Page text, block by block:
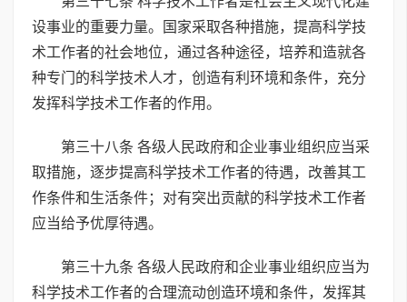
设事业的重要力量。国家采取各种措施，提高科学技
术工作者的社会地位，通过各种途径，培养和造就各
种专门的科学技术人才，创造有利环境和条件，充分
发挥科学技术工作者的作用。
第三十八条 各级人民政府和企业事业组织应当采
取措施，逐步提高科学技术工作者的待遇，改善其工
作条件和生活条件；对有突出贡献的科学技术工作者
应当给予优厚待遇。
第三十九条 各级人民政府和企业事业组织应当为
科学技术工作者的合理流动创造环境和条件，发挥其